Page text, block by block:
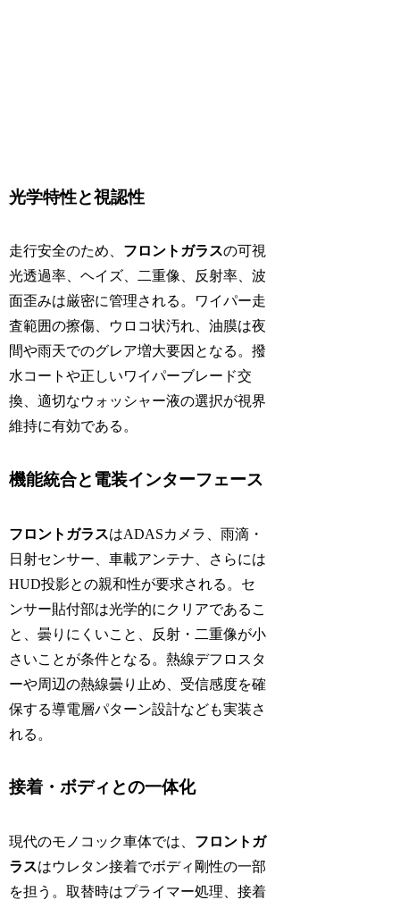
光学特性と視認性
走行安全のため、 フロントガラスの可視
光透過率、ヘイズ、二重像、反射率、波
面歪みは厳密に管理される。ワイパー走
査範囲の擦傷、ウロコ状汚れ、油膜は夜
間や雨天でのグレア増大要因となる。撥
水コートや正しいワイパーブレード交
換、適切なウォッシャー液の選択が視界
維持に有効である。
機能統合と電装インターフェース
フロントガラスはADASカメラ、雨滴・
日射センサー、車載アンテナ、さらには
HUD投影との親和性が要求される。セ
ンサー貼付部は光学的にクリアであるこ
と、曇りにくいこと、反射・二重像が小
さいことが条件となる。熱線デフロスタ
ーや周辺の熱線曇り止め、受信感度を確
保する導電層パターン設計なども実装さ
れる。
接着・ボディとの一体化
現代のモノコック車体では、 フロントガ
ラスはウレタン接着でボディ剛性の一部
を担う。取替時はプライマー処理、接着